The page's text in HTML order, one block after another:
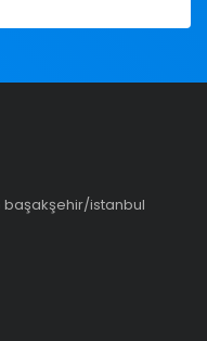
başakşehir/i̇stanbul